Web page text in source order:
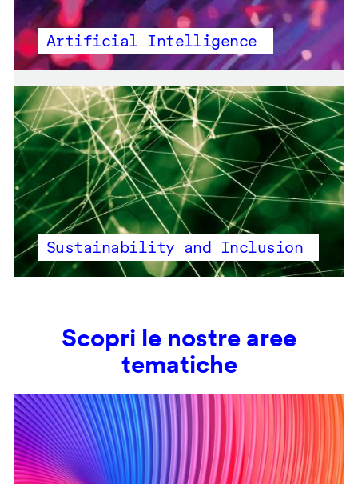
Artificial Intelligence
Sustainability and Inclusion
Scopri le nostre aree
tematiche